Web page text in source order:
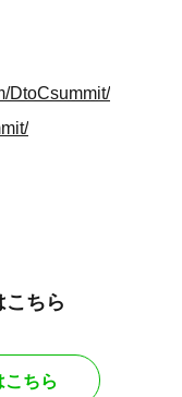
DtoCsummit/
こちら
こちら